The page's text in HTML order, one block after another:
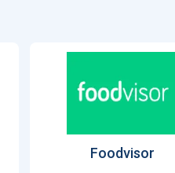
Foodvisor